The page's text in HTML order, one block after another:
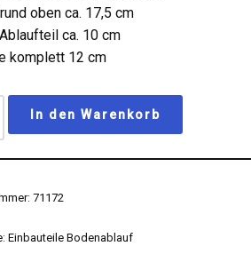
oben ca. 17,5 cm
ca. 10 cm
komplett 12 cm
In den Warenkorb
71172
Einbauteile Bodenablauf